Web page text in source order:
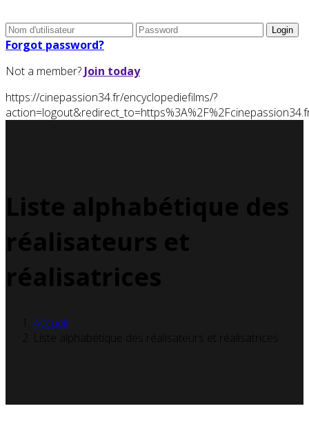
Forgot password?
Not a member? Join today
https://cinepassion34.fr/encyclopediefilms/?
Liste alphabétique des
réalisateurs et
réalisatrices
Accueil
Liste alphabétique des réalisateurs et réalisatrices